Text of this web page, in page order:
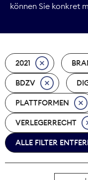
können Sie konkret
2021
BDZV
PLATTFORMEN
VERLEGERRECHT
ALLE FILTER